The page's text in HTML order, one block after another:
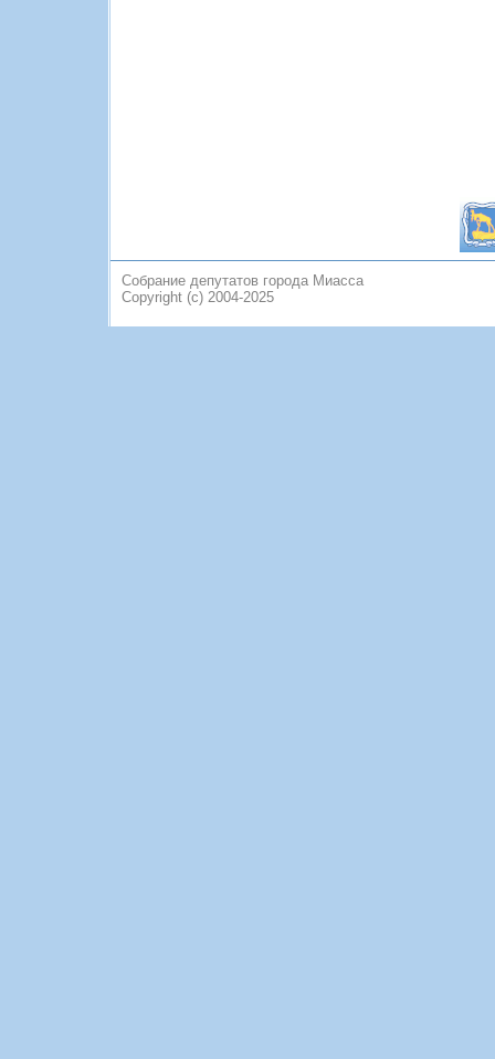
Собрание депутатов города Миасса
Copyright (c) 2004-2025